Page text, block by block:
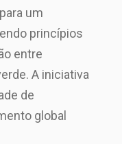
um
princípios
entre
A iniciativa
de
global